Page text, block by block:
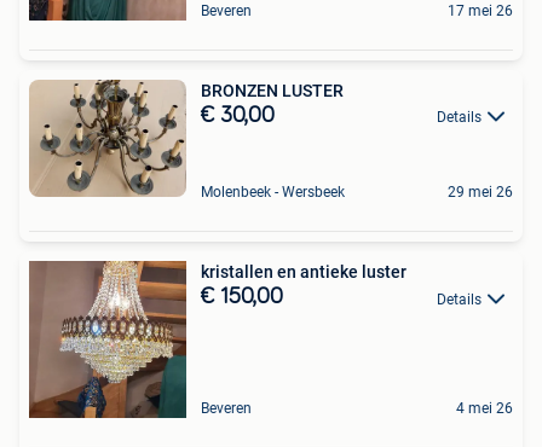
Beveren 17 mei 26
BRONZEN LUSTER
€ 30,00 Details
Molenbeek - Wersbeek 29 mei 26
kristallen en antieke luster
€ 150,00 Details
Beveren 4 mei 26